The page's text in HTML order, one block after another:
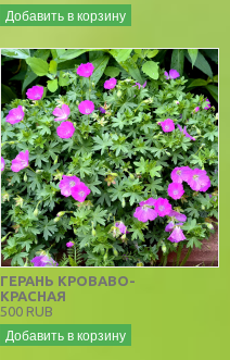
Добавить в корзину
ГЕРАНЬ КРОВАВО-
КРАСНАЯ
500 RUB
Добавить в корзину